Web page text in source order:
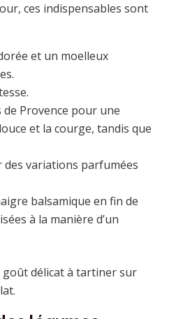
ces indispensables sont
et un moelleux
Provence pour une
et la courge, tandis que
variations parfumées
balsamique en fin de
à la manière d’un
goût délicat à tartiner sur